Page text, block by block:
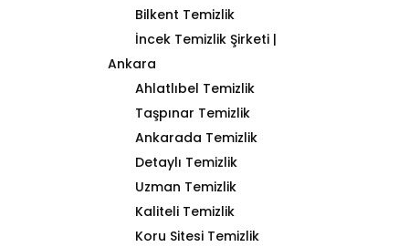
Bilkent Temizlik
İncek Temizlik Şirketi |
Ankara
Ahlatlıbel Temizlik
Taşpınar Temizlik
Ankarada Temizlik
Detaylı Temizlik
Uzman Temizlik
Kaliteli Temizlik
Koru Sitesi Temizlik